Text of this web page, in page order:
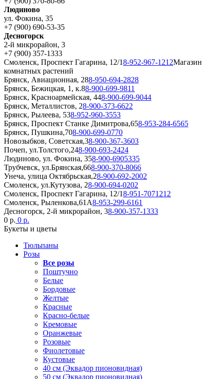
Людиново
ул. Фокина, 35
+7 (900) 690-53-35
Десногорск
2-й микрорайон, 3
+7 (900) 357-1333
Смоленск, Проспект Гагарина, 12/18-952-967-1212Магазин
комнатных растений
Брянск, Авиационная, 288-950-694-2828
Брянск, Бежицкая, 1, к.88-900-699-9811
Брянск, Красноармейская, 448-900-699-9044
Брянск, Металлистов, 28-900-373-6622
Брянск, Рылеева, 538-952-960-3553
Брянск, Проспект Станке Димитрова,658-953-284-6565
Брянск, Пушкина,708-900-699-0770
Новозыбков, Советская,38-900-367-3603
Почеп, ул.Толстого,248-900-693-2424
Людиново, ул. Фокина, 358-900-6905335
Трубчевск, ул.Брянская,668-900-370-8066
Унеча, улица Октябрьская,28-900-692-2002
Смоленск, ул.Кутузова, 28-900-694-0202
Смоленск, Проспект Гагарина, 12/18-951-7071212
Смоленск, Рыленкова,61А8-953-299-6161
Десногорск, 2-й микрорайон, 38-900-357-1333
0 р. 0 р.
Букеты и цветы
Тюльпаны
Розы
Все розы
Поштучно
Белые
Бордовые
Желтые
Красные
Красно-белые
Кремовые
Оранжевые
Розовые
Фиолетовые
Кустовые
40 см (Эквадор пионовидная)
50 см (Эквадор пионовидная)